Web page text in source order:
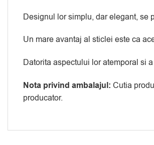
Designul lor simplu, dar elegant, se
Un mare avantaj al sticlei este ca
Datorita aspectului lor atemporal si
Nota privind ambalajul: Cutia
producator.